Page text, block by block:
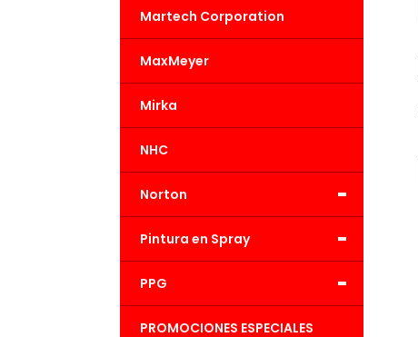
Martech Corporation
MaxMeyer
Mirka
NHC
-
Norton
-
Pintura en Spray
-
PPG
PROMOCIONES ESPECIALES